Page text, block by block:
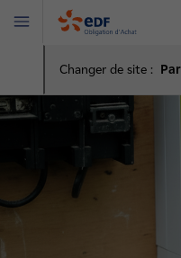
Changer de site :
Menu